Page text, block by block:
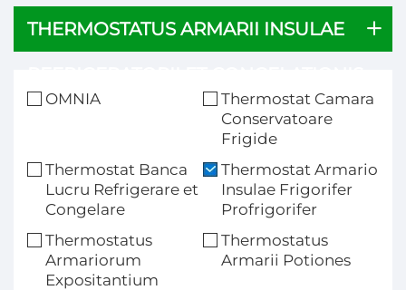
THERMOSTATUS ARMARII INSULAE
OMNIA
Thermostat Camara
Conservatoare
Frigide
Thermostat Banca
Lucru Refrigerare et
Congelare
Thermostat Armario
Insulae Frigorifer
Profrigorifer
Thermostatus
Armariorum
Expositantium
Thermostatus
Armarii Potiones